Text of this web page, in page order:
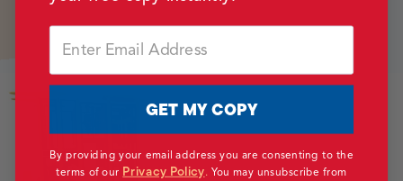
GET MY COPY
By providing your email address you are consenting to the
terms of our Privacy Policy.You may unsubscribe from